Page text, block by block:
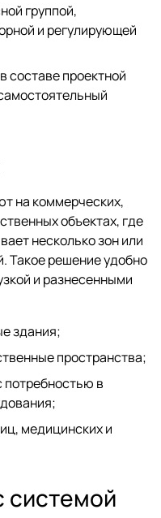
группой,
и регулирующей
составе проектной
на коммерческих,
объектах, где
несколько зон или
Такое решение удобно
и разнесенными
здания;
пространства;
потребностью в
медицинских и
системой